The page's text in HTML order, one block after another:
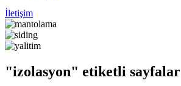
İletişim
"izolasyon" etiketli sayfalar